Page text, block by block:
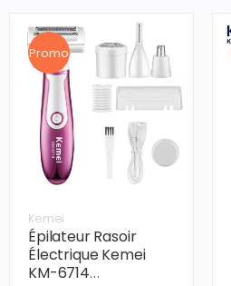
Promo
Kemei
Épilateur Rasoir
Électrique Kemei
KM-6714